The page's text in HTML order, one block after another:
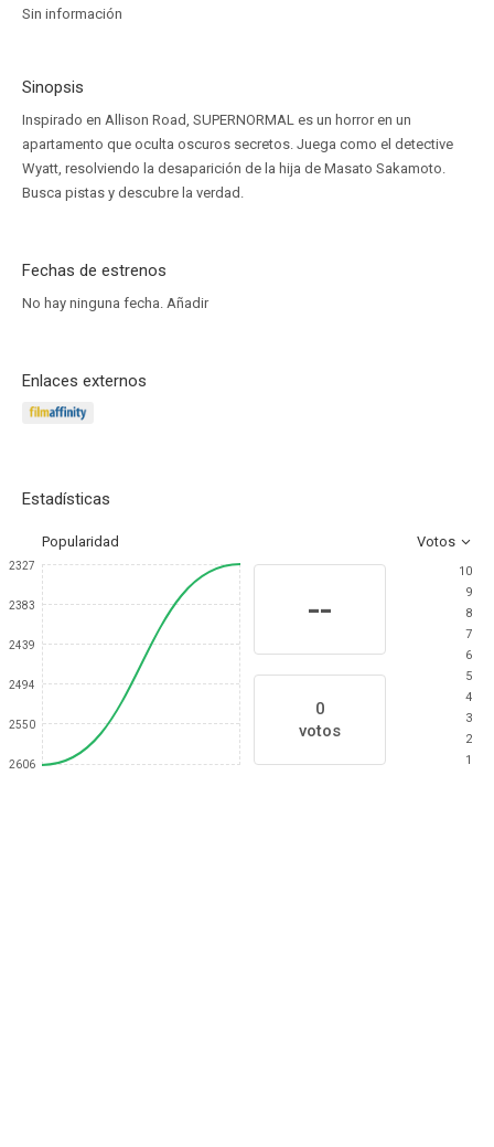
Sin información
Sinopsis
Inspirado en Allison Road, SUPERNORMAL es un horror en un
apartamento que oculta oscuros secretos. Juega como el detective
Wyatt, resolviendo la desaparición de la hija de Masato Sakamoto.
Busca pistas y descubre la verdad.
Fechas de estrenos
No hay ninguna fecha. Añadir
Enlaces externos
Estadísticas
Popularidad Votos
2327
2383
2439
2494
2550
2606
--
0
votos
10
9
8
7
6
5
4
3
2
1